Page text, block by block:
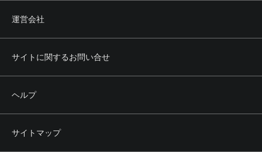
運営会社
サイトに関するお問い合せ
ヘルプ
サイトマップ